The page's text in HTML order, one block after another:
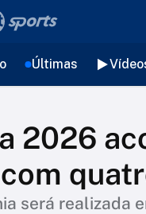
Últimas
2026
será realizada